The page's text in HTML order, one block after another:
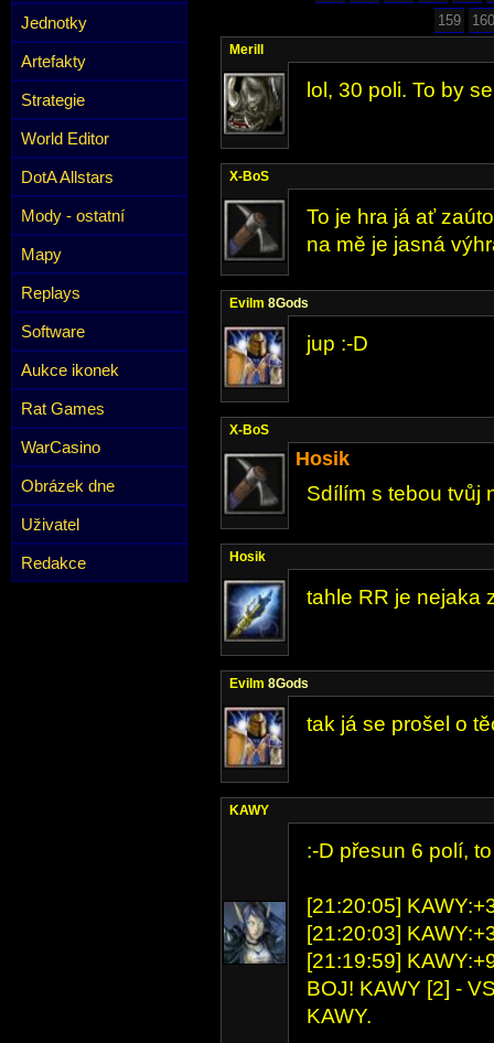
Jednotky
Artefakty
Strategie
World Editor
DotA Allstars
Mody - ostatní
Mapy
Replays
Software
Aukce ikonek
Rat Games
WarCasino
Obrázek dne
Uživatel
Redakce
159
160
Merill
lol, 30 poli. To by
X-BoS
To je hra já ať
na mě je jasná
Evilm 8Gods
jup :-D
X-BoS
Hosik
Sdílím s tebou tvůj
Hosik
tahle RR je nejaka
Evilm 8Gods
tak já se prošel o
KAWY
:-D přesun 6 polí,
[21:20:05]
[21:20:03]
[21:19:59]
BOJ! KAWY [2] -
KAWY.